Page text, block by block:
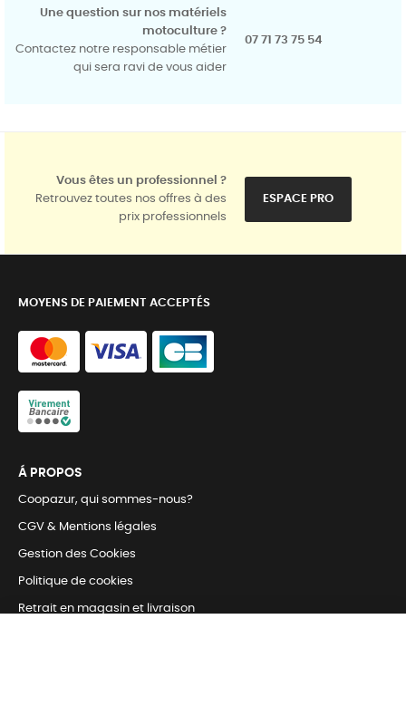
Une question sur nos matériels
motoculture ?
Contactez notre responsable métier
qui sera ravi de vous aider
07 71 73 75 54
Vous êtes un professionnel ?
Retrouvez toutes nos offres à des
prix professionnels
ESPACE PRO
MOYENS DE PAIEMENT ACCEPTÉS
Á PROPOS
Coopazur, qui sommes-nous?
CGV & Mentions légales
Gestion des Cookies
Politique de cookies
Retrait en magasin et livraison